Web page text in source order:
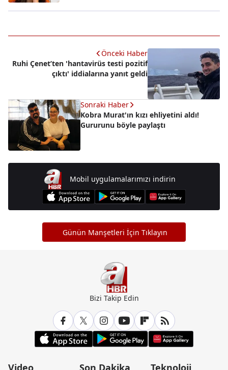
Önceki Haber
Ruhi Çenet’ten 'hantavirüs testi pozitif
çıktı' iddialarına yanıt geldi
Sonraki Haber
Kobra Murat'ın kızı ehliyetini aldı!
Gururunu böyle paylaştı
Mobil uygulamalarımızı indirin
Günün Manşetleri İçin Tıklayın
Bizi Takip Edin
Video Son Dakika Teknoloji